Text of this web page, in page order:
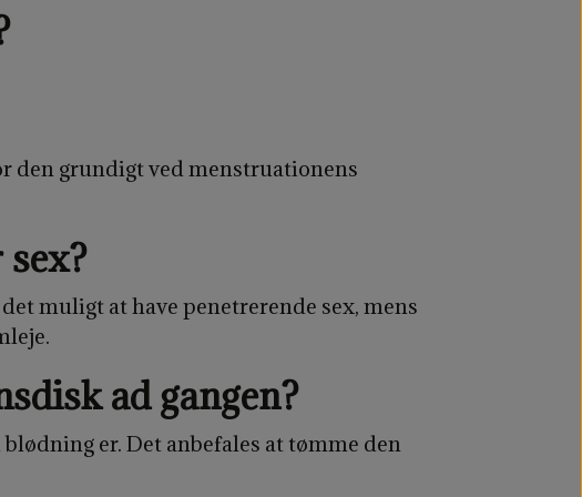
den grundigt ved menstruationens
muligt at have penetrerende sex, mens
ad gangen?
er. Det anbefales at tømme den